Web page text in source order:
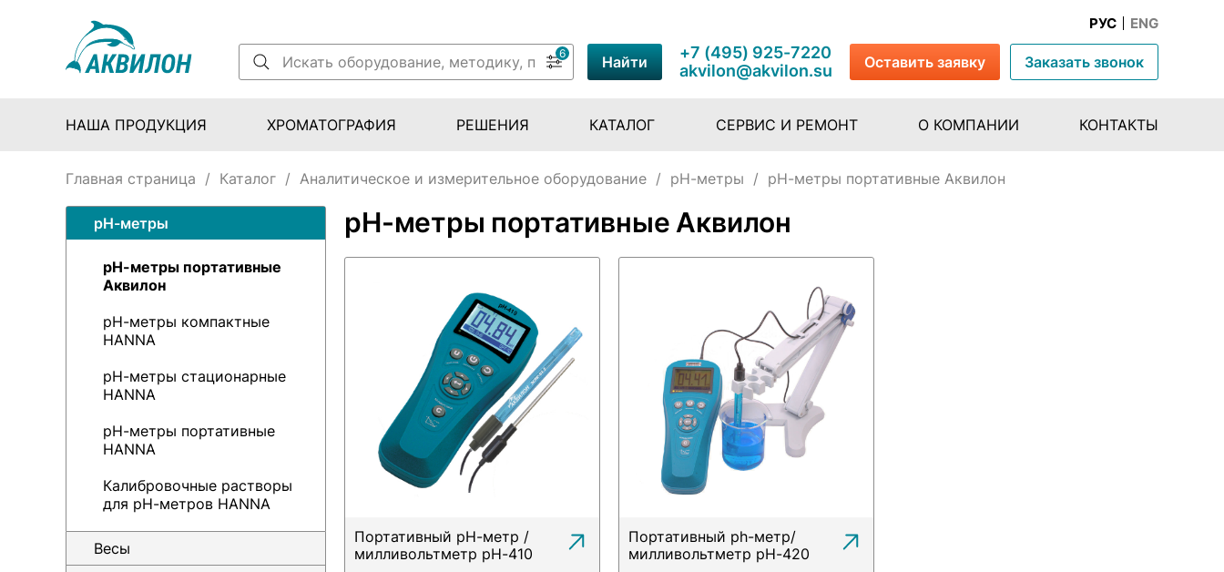
РУС ENG
6 Найти
+7 (495) 925-7220
akvilon@akvilon.su
Оставить заявку Заказать звонок
НАША ПРОДУКЦИЯ ХРОМАТОГРАФИЯ РЕШЕНИЯ КАТАЛОГ СЕРВИС И РЕМОНТ О КОМПАНИИ КОНТАКТЫ
Главная страница / Каталог / Аналитическое и измерительное оборудование / pH-метры / pH-метры портативные Аквилон
pH-метры портативные Аквилон
Портативный pH-метр /
милливольтметр pH-410
Портативный ph-метр/
милливольтметр pH-420
pH-метры
pH-метры портативные
Аквилон
pH-метры компактные
HANNA
pH-метры стационарные
HANNA
pH-метры портативные
HANNA
Калибровочные растворы
для pH-метров HANNA
Весы